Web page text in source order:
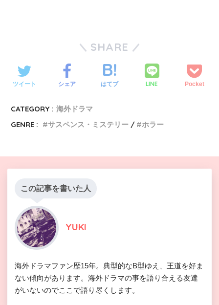
SHARE
ツイート シェア はてブ LINE Pocket
CATEGORY : 海外ドラマ
GENRE :
サスペンス・ミステリー ホラー
この記事を書いた人
YUKI
海外ドラマファン歴15年。典型的なB型ゆえ、王道を好ま
ない傾向があります。海外ドラマの事を語り合える友達
がいないのでここで語り尽くします。